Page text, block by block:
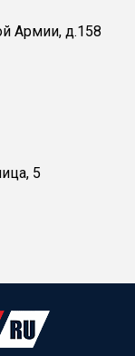
Армии, д.158
5